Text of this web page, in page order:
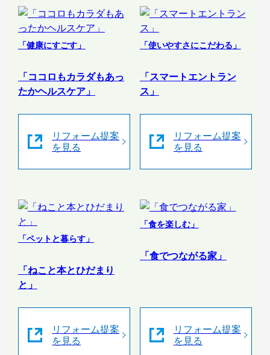
「健康にすごす」
「ココロもカラダもあっ
たかヘルスケア」
リフォーム提案
を見る
「使いやすさにこだわる」
「スマートエントラン
ス」
リフォーム提案
を見る
「ペットと暮らす」
「ねこと本とひだまり
と」
リフォーム提案
を見る
「食を楽しむ」
「食でつながる家」
リフォーム提案
を見る